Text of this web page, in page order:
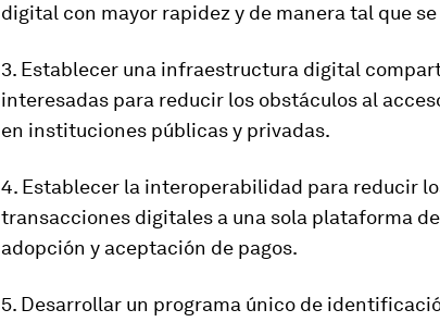
digital con mayor rapidez y de manera tal que
3. Establecer una infraestructura digital
interesadas para reducir los obstáculos al
en instituciones públicas y privadas.
4. Establecer la interoperabilidad para reducir
transacciones digitales a una sola plataforma
adopción y aceptación de pagos.
5. Desarrollar un programa único de